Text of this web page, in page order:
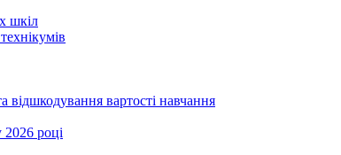
шкіл
вартості навчання
році